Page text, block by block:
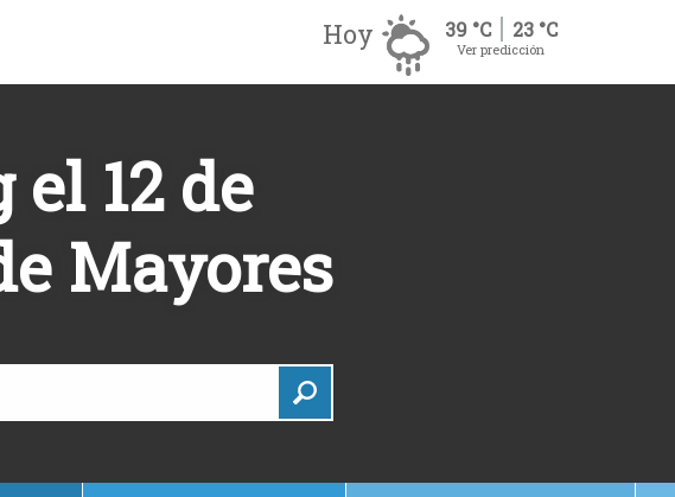
Hoy 39 °C 23 °C
Ver predicción
12 de
Mayores